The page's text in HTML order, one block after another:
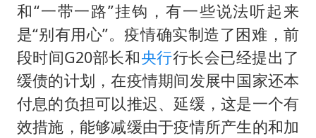
和“一带一路”挂钩，有一些说法听起来
是“别有用心”。疫情确实制造了困难，前
段时间G20部长和央行行长会已经提出了
缓债的计划，在疫情期间发展中国家还本
付息的负担可以推迟、延缓，这是一个有
效措施，能够减缓由于疫情所产生的和加